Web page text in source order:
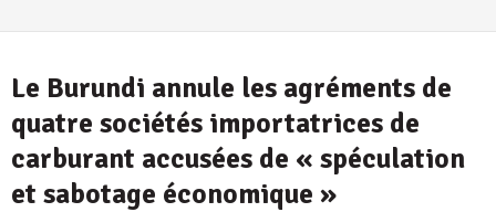
Le Burundi annule les agréments de
quatre sociétés importatrices de
carburant accusées de « spéculation
et sabotage économique »